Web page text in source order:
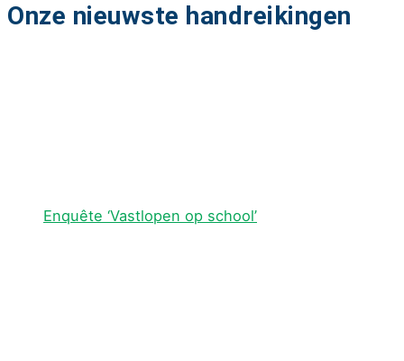
Onze nieuwste handreikingen
Enquête ‘Vastlopen op school’